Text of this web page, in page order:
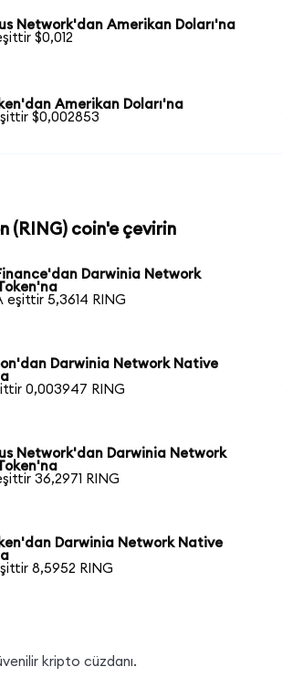
Network'dan Amerikan Doları'na
$0,012
Amerikan Doları'na
$0,002853
(RING) coin'e çevirin
Darwinia Network
eşittir 5,3614 RING
Darwinia Network Native
0,003947 RING
Network'dan Darwinia Network
36,2971 RING
Darwinia Network Native
8,5952 RING
kripto cüzdanı.